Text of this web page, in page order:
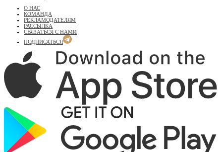
О НАС
КОМАНДА
РЕКЛАМОДАТЕЛЯМ
РАССЫЛКА
СВЯЗАТЬСЯ С НАМИ
ПОДПИСАТЬСЯ